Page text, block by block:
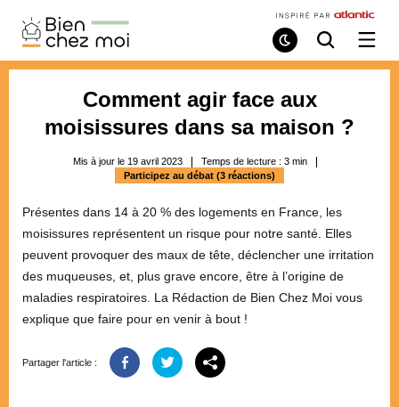
Bien
Chez
Moi
Mode
de
Recherche
/
Comment agir face aux
moisissures dans sa maison ?
Mis à jour le 19 avril 2023 Temps de lecture : 3 min
Participez au débat (3 réactions)
Présentes dans 14 à 20 % des logements en France, les
moisissures représentent un risque pour notre santé. Elles
peuvent provoquer des maux de tête, déclencher une irritation
des muqueuses, et, plus grave encore, être à l’origine de
maladies respiratoires. La Rédaction de Bien Chez Moi vous
explique que faire pour en venir à bout !
Partager l'article :